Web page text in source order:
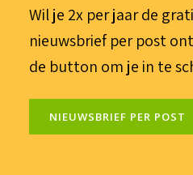
Wil je 2x per jaar de
nieuwsbrief per post
de button om je in te
NIEUWSBRIEF PER POST